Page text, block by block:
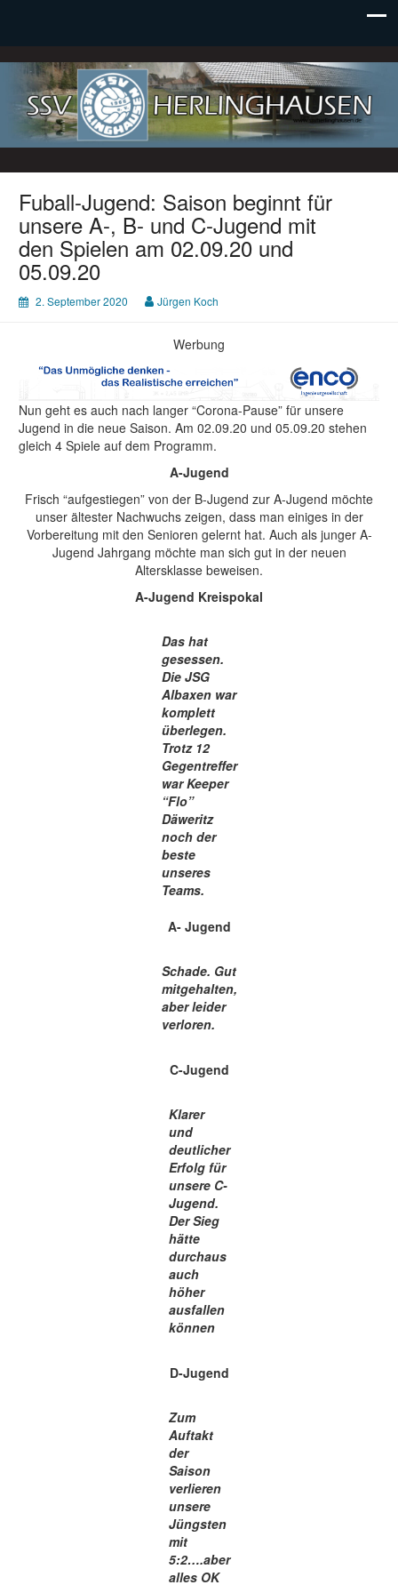
SSV Herlinghausen e. V.
Fuball-Jugend: Saison beginnt für
unsere A-, B- und C-Jugend mit
den Spielen am 02.09.20 und
05.09.20
2. September 2020 Jürgen Koch
Werbung
Nun geht es auch nach langer “Corona-Pause” für unsere
Jugend in die neue Saison. Am 02.09.20 und 05.09.20 stehen
gleich 4 Spiele auf dem Programm.
A-Jugend
Frisch “aufgestiegen” von der B-Jugend zur A-Jugend möchte
unser ältester Nachwuchs zeigen, dass man einiges in der
Vorbereitung mit den Senioren gelernt hat. Auch als junger A-
Jugend Jahrgang möchte man sich gut in der neuen
Altersklasse beweisen.
A-Jugend Kreispokal
Das hat
gesessen.
Die JSG
Albaxen war
komplett
überlegen.
Trotz 12
Gegentreffer
war Keeper
“Flo”
Däweritz
noch der
beste
unseres
Teams.
A- Jugend
Schade. Gut
mitgehalten,
aber leider
verloren.
C-Jugend
Klarer
und
deutlicher
Erfolg für
unsere C-
Jugend.
Der Sieg
hätte
durchaus
auch
höher
ausfallen
können
D-Jugend
Zum
Auftakt
der
Saison
verlieren
unsere
Jüngsten
mit
5:2….aber
alles OK